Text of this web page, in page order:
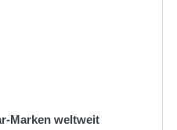
Marken weltweit